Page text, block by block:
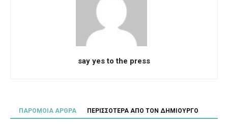
say yes to the press
ΠΑΡΟΜΟΙΑ ΑΡΘΡΑ ΠΕΡΙΣΣΟΤΕΡΑ ΑΠΟ ΤΟΝ ΔΗΜΙΟΥΡΓΟ